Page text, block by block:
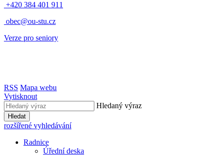
+420 384 401 911
obec@ou-stu.cz
Verze pro seniory
RSS Mapa webu
Vytisknout
Hledaný výraz
Hledat
rozšířené vyhledávání
Radnice
Úřední deska